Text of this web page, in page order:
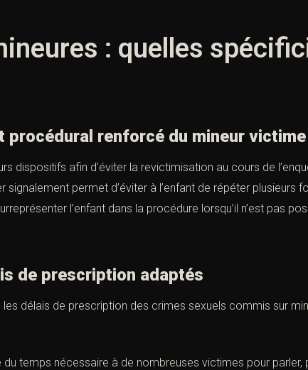
: quelles
renforcé du mineur victime
dispositifs afin d’éviter la revictimisation au cours de
signalement permet d’éviter à l’enfant de répéter plusieurs
l’enfant dans la procédure lorsqu’il n’est pas
de prescription adaptés
les délais de prescription des crimes sexuels commis sur
temps nécessaire à de nombreuses victimes pour parler,